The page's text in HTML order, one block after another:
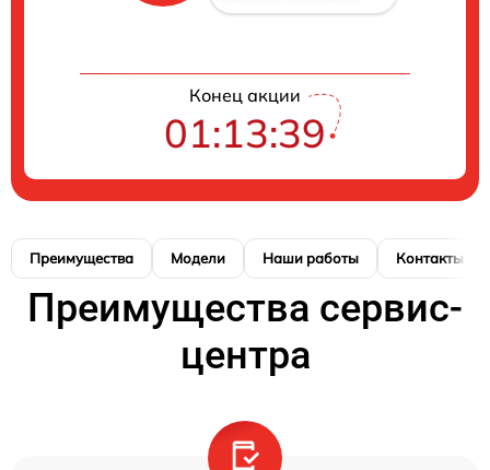
Конец акции
01:13:38
Преимущества Модели Наши работы Контакты
Преимущества сервис-
центра